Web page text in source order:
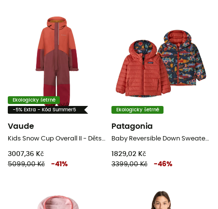
Ekologicky šetrné
-5% Extra - Kód Summer5
Vaude
Kids Snow Cup Overall II - Dětská kombinéza
3007,36 Kč
5099,00 Kč
-41 %
Ekologicky šetrné
Patagonia
Baby Reversible Down Sweater Hoody - Dětská Lyžařská bunda
1829,02 Kč
3399,00 Kč
-46%